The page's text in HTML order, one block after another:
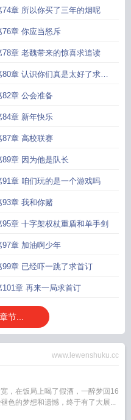
74章 所以你买了三年的烟呢
76章 你应当怒斥
78章 老魏带来的惊喜求追读
80章 认识你们真是太好了求追
啦
82章 公会准备
84章 新年快乐
87章 高校联赛
89章 因为他是队长
91章 咱们玩的是一个游戏吗
93章 我和你赌
95章 十字架权杖重盾和单手剑
97章 加油啊少年
99章 已经吓一跳了求首订
101章 再来一局求首订
节...
www.lewenshuku.cc
，在饭局上喝了假酒，一醉梦回16
色的梦想和遗憾，终于有了大展...